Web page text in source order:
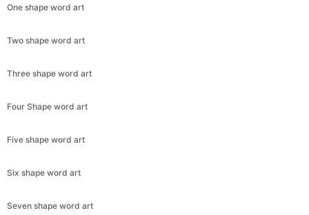
One shape word art
Two shape word art
Three shape word art
Four Shape word art
Five shape word art
Six shape word art
Seven shape word art